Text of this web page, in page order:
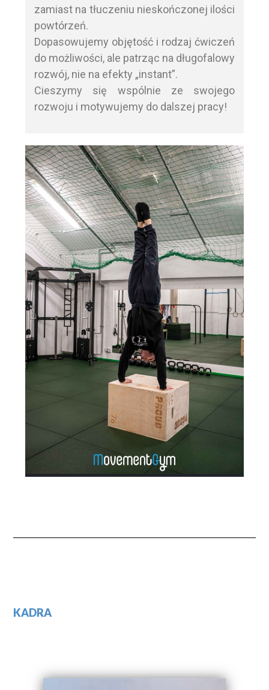
zamiast na tłuczeniu nieskończonej ilości
powtórzeń.
Dopasowujemy objętość i rodzaj ćwiczeń
do możliwości, ale patrząc na długofalowy
rozwój, nie na efekty „instant”.
Cieszymy się wspólnie ze swojego
rozwoju i motywujemy do dalszej pracy!
KADRA